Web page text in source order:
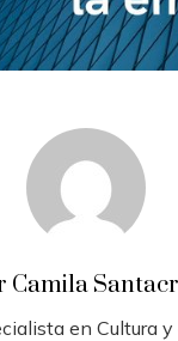
Camila
en Cultura y